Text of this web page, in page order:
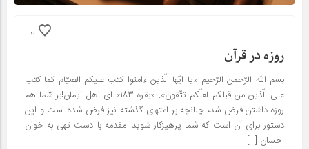
2
روزه در قرآن
بسم اللّه الرّحمن الرّحیم «یا ایّها الّذین ءامنوا کتب علیکم الصیّام کما کتب
علی الّذین من قبلکم لعلّکم تتّقون». «بقره ۱۸۳» ای اهل ایمان!بر شما هم
روزه داشتن فرض شد، چنانچه بر امتهای گذشته نیز فرض شده است و این
دستور برای آن است که شما پرهیزکار شوید. مقدمه با دست تهی به خوان
احسان […]